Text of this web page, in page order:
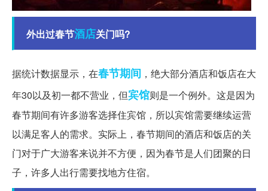
外出过春节酒店关门吗?
据统计数据显示，在春节期间 ，绝大部分酒店和饭店在大
年30以及初一都不营业，但宾馆则是一个例外。这是因为
春节期间有许多游客选择住宾馆，所以宾馆需要继续运营
以满足客人的需求。实际上，春节期间的酒店和饭店的关
门对于广大游客来说并不方便，因为春节是人们团聚的日
子，许多人出行需要找地方住宿。